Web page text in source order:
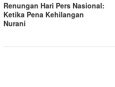
Renungan Hari Pers Nasional:
Ketika Pena Kehilangan
Nurani